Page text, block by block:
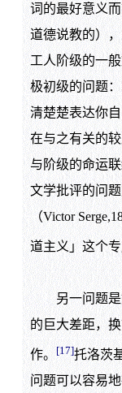
词的最好意义
道德说教的）
工人阶级的一
极初级的问题
清楚楚表达你
在与之有关的
与阶级的命运
文学批评的问
（Victor
道主义」这个专
另一问题是
的巨大差距，
作。 [17]托洛茨
问题可以容易